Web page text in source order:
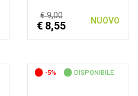
€ 9,00
€ 8,55 NUOVO
-5% DISPONIBILE